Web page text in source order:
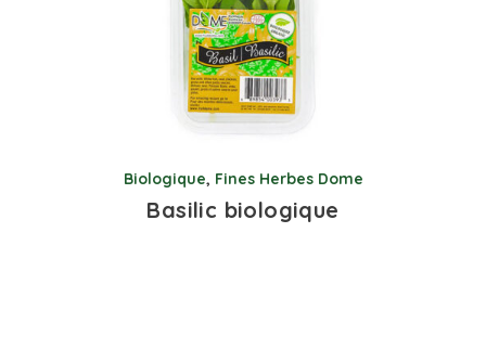
Biologique, Fines Herbes Dome
Basilic biologique